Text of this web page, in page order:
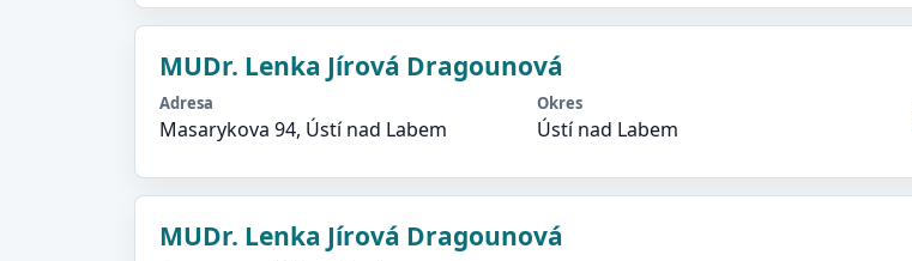
MUDr. Lenka Jírová Dragounová
Adresa
Masarykova 94, Ústí nad Labem
Okres
Ústí nad Labem
MUDr. Lenka Jírová Dragounová